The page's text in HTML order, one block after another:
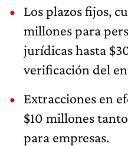
Los plazos fijos,
millones para
jurídicas hasta
verificación del
Extracciones en
$10 millones
para empresas.